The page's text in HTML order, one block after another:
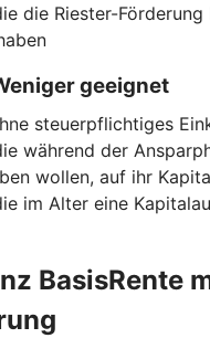
die Riester-
geeignet
steuerpflichtiges
während der
wollen, auf ihr
im Alter eine
BasisRente